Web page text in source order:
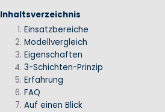
Inhaltsverzeichnis
Einsatzbereiche
Modellvergleich
Eigenschaften
3-Schichten-Prinzip
Erfahrung
FAQ
Auf einen Blick